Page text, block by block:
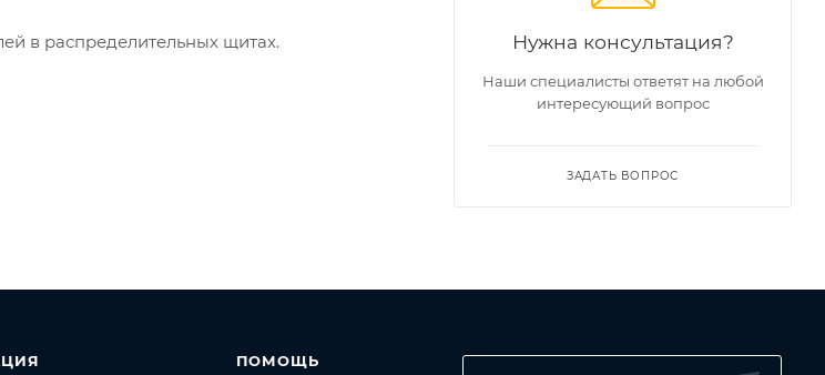
в распределительных щитах. Нужна консультация?
Наши специалисты ответят на любой
интересующий вопрос
ЗАДАТЬ ВОПРОС
ПОМОЩЬ